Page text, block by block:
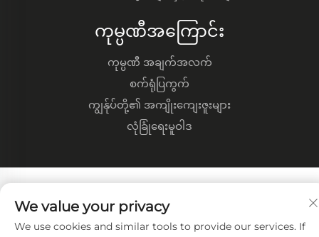
ကုမ္ပဏီအကြောင်း
ကုမ္ပဏီ အချက်အလက်
စက်ရုံပြကွက်
ကျွန်ုပ်တို့၏ အကျိုးကျေးဇူးများ
လုံခြုံရေးမူဝါဒ
We value your privacy
We use cookies and similar tools to provide our services. If